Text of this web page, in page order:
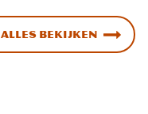
Alles bekijken